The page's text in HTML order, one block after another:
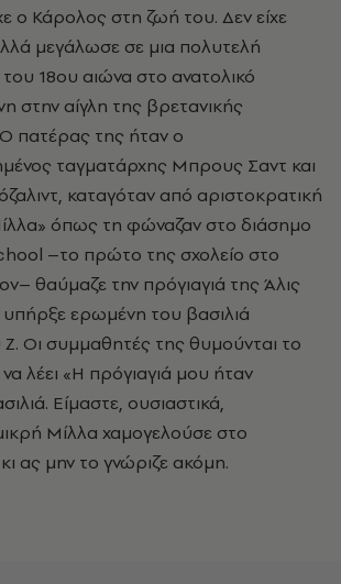
ο Κάρολος στη ζωή του. Δεν είχε
μεγάλωσε σε μια πολυτελή
του 18ου αιώνα στο ανατολικό
στην αίγλη της βρετανικής
πατέρας της ήταν ο
ταγματάρχης Μπρους Σαντ και
καταγόταν από αριστοκρατική
όπως τη φώναζαν στο διάσημο
–το πρώτο της σχολείο στο
θαύμαζε την πρόγιαγιά της Άλις
ερωμένη του βασιλιά
Οι συμμαθητές της θυμούνται το
λέει «Η πρόγιαγιά μου ήταν
Είμαστε, ουσιαστικά,
Μίλλα χαμογελούσε στο
ας μην το γνώριζε ακόμη.